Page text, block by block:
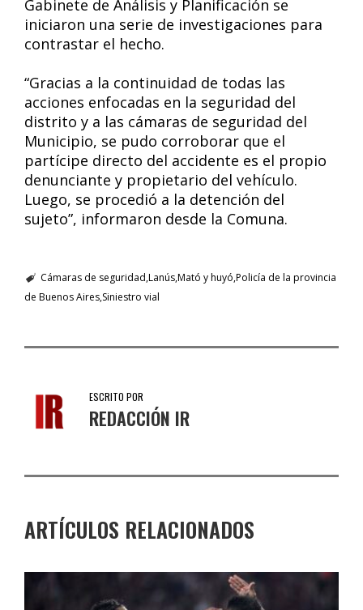
Gabinete de Análisis y Planificación se
iniciaron una serie de investigaciones para
contrastar el hecho.
“Gracias a la continuidad de todas las
acciones enfocadas en la seguridad del
distrito y a las cámaras de seguridad del
Municipio, se pudo corroborar que el
partícipe directo del accidente es el propio
denunciante y propietario del vehículo.
Luego, se procedió a la detención del
sujeto”, informaron desde la Comuna.
Cámaras de seguridad LanúsMató y huyó Policía de la provincia
de Buenos Aires Siniestro vial
ESCRITO POR
REDACCIÓN IR
ARTÍCULOS RELACIONADOS